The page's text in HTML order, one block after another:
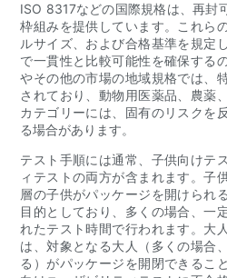
ISO 8317などの国際規格は、再封
枠組みを提供しています。これら
ルサイズ、および合格基準を規定
で一貫性と比較可能性を確保する
やその他の市場の地域規格では、
されており、動物用医薬品、農薬
カテゴリーには、固有のリスクを
る場合があります。
テスト手順には通常、子供向けテ
ィテストの両方が含まれます。子
層の子供がパッケージを開けられ
目的としており、多くの場合、一
れたテスト時間で行われます。大
は、対象となる大人（多くの場合
る）がパッケージを開閉できるこ